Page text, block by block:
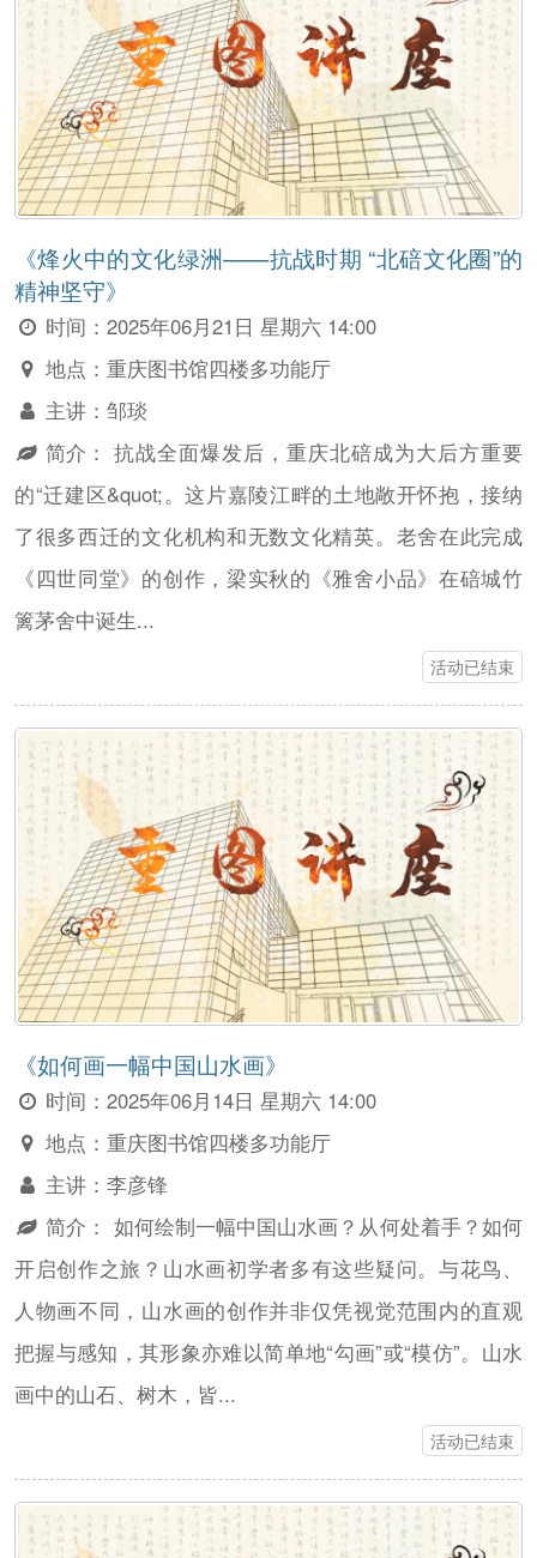
《烽火中的文化绿洲——抗战时期 “北碚文化圈”的
精神坚守》
时间：2025年06月21日 星期六 14:00
地点：重庆图书馆四楼多功能厅
主讲：邹琰
简介： 抗战全面爆发后，重庆北碚成为大后方重要
的“迁建区&quot;。这片嘉陵江畔的土地敞开怀抱，接纳
了很多西迁的文化机构和无数文化精英。老舍在此完成
《四世同堂》的创作，梁实秋的《雅舍小品》在碚城竹
篱茅舍中诞生...
活动已结束
《如何画一幅中国山水画》
时间：2025年06月14日 星期六 14:00
地点：重庆图书馆四楼多功能厅
主讲：李彦锋
简介： 如何绘制一幅中国山水画？从何处着手？如何
开启创作之旅？山水画初学者多有这些疑问。与花鸟、
人物画不同，山水画的创作并非仅凭视觉范围内的直观
把握与感知，其形象亦难以简单地“勾画”或“模仿”。山水
画中的山石、树木，皆...
活动已结束